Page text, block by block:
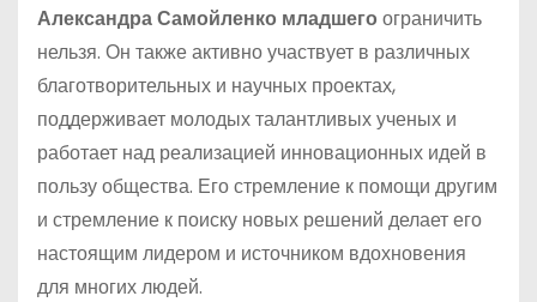
Александра Самойленко младшего ограничить
нельзя. Он также активно участвует в различных
благотворительных и научных проектах,
поддерживает молодых талантливых ученых и
работает над реализацией инновационных идей в
пользу общества. Его стремление к помощи другим
и стремление к поиску новых решений делает его
настоящим лидером и источником вдохновения
для многих людей.